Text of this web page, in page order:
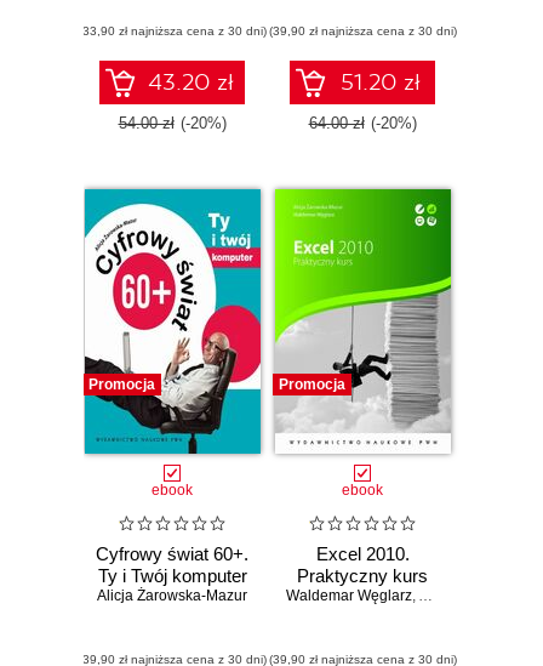
(33,90 zł najniższa cena z 30 dni)
43.20 zł
54.00 zł (-20%)
(39,90 zł najniższa cena z 30 dni)
51.20 zł
64.00 zł (-20%)
Promocja
ebook
Cyfrowy świat 60+.
Ty i Twój komputer
Alicja Żarowska-Mazur
(39,90 zł najniższa cena z 30 dni)
Promocja
ebook
Excel 2010.
Praktyczny kurs
Waldemar Węglarz, Alicja Żarowska-
(39,90 zł najniższa cena z 30 dni)